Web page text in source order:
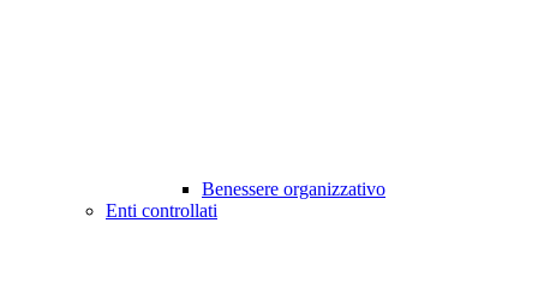
Benessere organizzativo
Enti controllati